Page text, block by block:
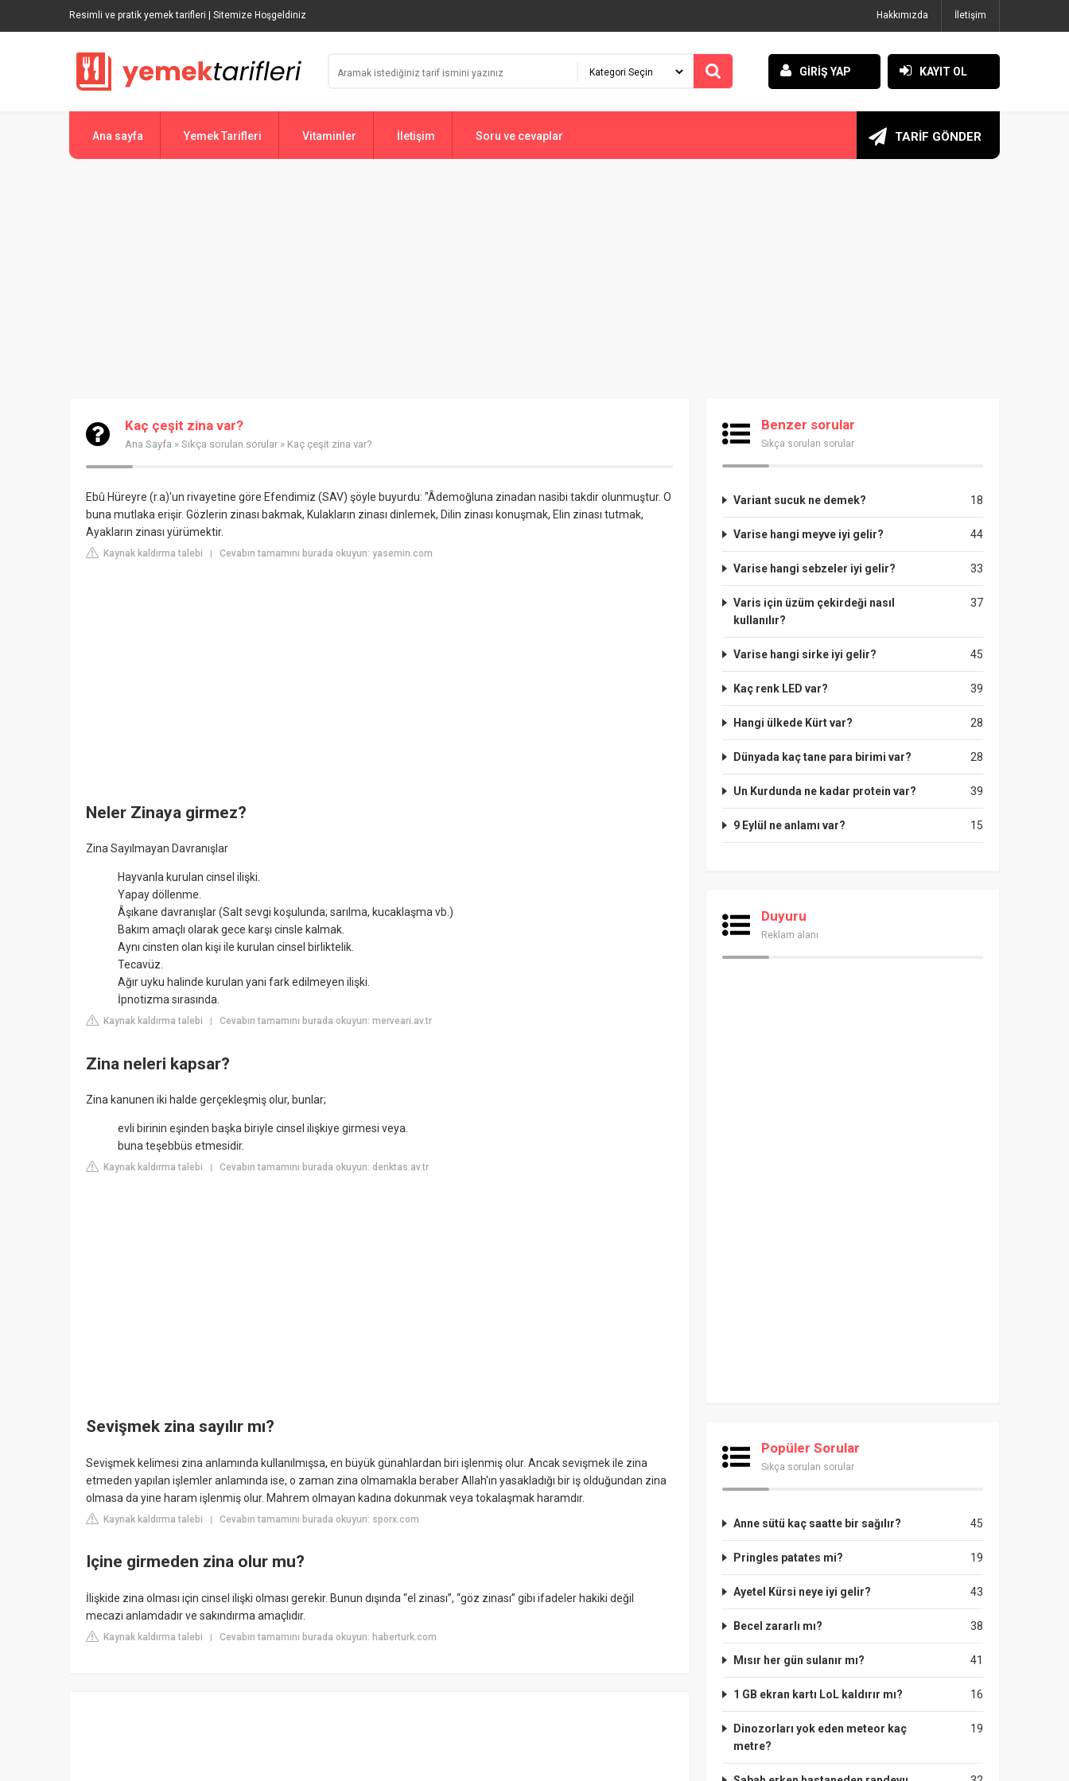
Resimli ve pratik yemek tarifleri | Sitemize Hoşgeldiniz Hakkımızda İletişim
GİRİŞ YAP KAYIT OL
Ana sayfa Yemek Tarifleri Vitaminler İletişim Soru ve cevaplar TARİF GÖNDER
Kaç çeşit zina var?
Ana Sayfa » Sıkça sorulan sorular » Kaç çeşit zina var?
Ebû Hüreyre (r.a)'un rivayetine göre Efendimiz (SAV) şöyle buyurdu: "Âdemoğluna zinadan nasibi takdir olunmuştur. O
buna mutlaka erişir. Gözlerin zinası bakmak, Kulakların zinası dinlemek, Dilin zinası konuşmak, Elin zinası tutmak,
Ayakların zinası yürümektir.
Kaynak kaldırma talebi | Cevabın tamamını burada okuyun: yasemin.com
Neler Zinaya girmez?
Zina Sayılmayan Davranışlar
Hayvanla kurulan cinsel ilişki.
Yapay döllenme.
Âşıkane davranışlar (Salt sevgi koşulunda; sarılma, kucaklaşma vb.)
Bakım amaçlı olarak gece karşı cinsle kalmak.
Aynı cinsten olan kişi ile kurulan cinsel birliktelik.
Tecavüz.
Ağır uyku halinde kurulan yani fark edilmeyen ilişki.
İpnotizma sırasında.
Kaynak kaldırma talebi Cevabın tamamını burada okuyun: merveari.av.tr
Zina neleri kapsar?
Zina kanunen iki halde gerçekleşmiş olur, bunlar;
evli birinin eşinden başka biriyle cinsel ilişkiye girmesi veya.
buna teşebbüs etmesidir.
Kaynak kaldırma talebi Cevabın tamamını burada okuyun: denktas.av.tr
Sevişmek zina sayılır mı?
Sevişmek kelimesi zina anlamında kullanılmışsa, en büyük günahlardan biri işlenmiş olur. Ancak sevişmek ile zina
etmeden yapılan işlemler anlamında ise, o zaman zina olmamakla beraber Allah'ın yasakladığı bir iş olduğundan zina
olmasa da yine haram işlenmiş olur. Mahrem olmayan kadına dokunmak veya tokalaşmak haramdır.
Kaynak kaldırma talebi | Cevabın tamamını burada okuyun: sporx.com
Içine girmeden zina olur mu?
İlişkide zina olması için cinsel ilişki olması gerekir. Bunun dışında “el zinası”, “göz zinası” gibi ifadeler hakiki değil
mecazi anlamdadır ve sakındırma amaçlıdır.
Kaynak kaldırma talebi | Cevabın tamamını burada okuyun: haberturk.com
Benzer sorular
Sıkça sorulan sorular
18
Variant sucuk ne demek?
44
Varise hangi meyve iyi gelir?
33
Varise hangi sebzeler iyi gelir?
37
Varis için üzüm çekirdeği nasıl
kullanılır?
45
Varise hangi sirke iyi gelir?
39
Kaç renk LED var?
28
Hangi ülkede Kürt var?
28
Dünyada kaç tane para birimi var?
39
Un Kurdunda ne kadar protein var?
15
9 Eylül ne anlamı var?
Duyuru
Reklam alanı
Popüler Sorular
Sıkça sorulan sorular
45
Anne sütü kaç saatte bir sağılır?
19
Pringles patates mi?
43
Ayetel Kürsi neye iyi gelir?
38
Becel zararlı mı?
41
Mısır her gün sulanır mı?
16
1 GB ekran kartı LoL kaldırır mı?
19
Dinozorları yok eden meteor kaç
metre?